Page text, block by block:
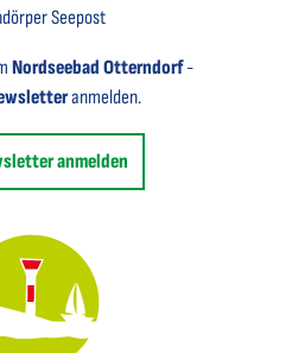
Seepost
Nordseebad Otterndorf-
anmelden.
anmelden